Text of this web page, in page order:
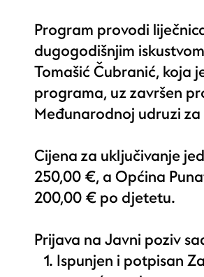
Program provodi
dugogodišnjim
Tomašić Čubranić, koja
programa, uz završen
Međunarodnoj udruzi
Cijena za uključivanje
250,00 €, a Općina
200,00 € po djetetu.
Prijava na Javni poziv
Ispunjen i potpisan